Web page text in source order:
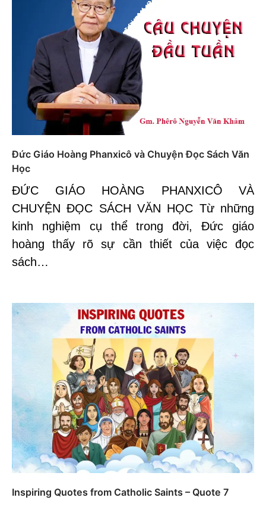
Đức Giáo Hoàng Phanxicô và Chuyện Đọc Sách Văn
Học
ĐỨC GIÁO HOÀNG PHANXICÔ VÀ
CHUYỆN ĐỌC SÁCH VĂN HỌC Từ những
kinh nghiệm cụ thể trong đời, Đức giáo
hoàng thấy rõ sự cần thiết của việc đọc
sách…
Inspiring Quotes from Catholic Saints – Quote 7